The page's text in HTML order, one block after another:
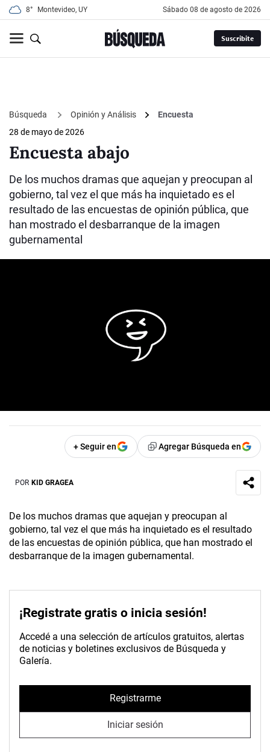
8° Montevideo, UY sábado 08 de agosto de 2026
Suscribite
Búsqueda Opinión y Análisis
Encuesta
28 de mayo de 2026
Encuesta abajo
De los muchos dramas que aquejan y preocupan al
gobierno, tal vez el que más ha inquietado es el
resultado de las encuestas de opinión pública, que
han mostrado el desbarranque de la imagen
gubernamental
+ Seguir en Agregar Búsqueda en
POR KID GRAGEA
De los muchos dramas que aquejan y preocupan al
gobierno, tal vez el que más ha inquietado es el resultado
de las encuestas de opinión pública, que han mostrado el
desbarranque de la imagen gubernamental.
¡Registrate gratis o inicia sesión!
Accedé a una selección de artículos gratuitos, alertas
de noticias y boletines exclusivos de Búsqueda y
Galería.
Registrarme
Iniciar sesión